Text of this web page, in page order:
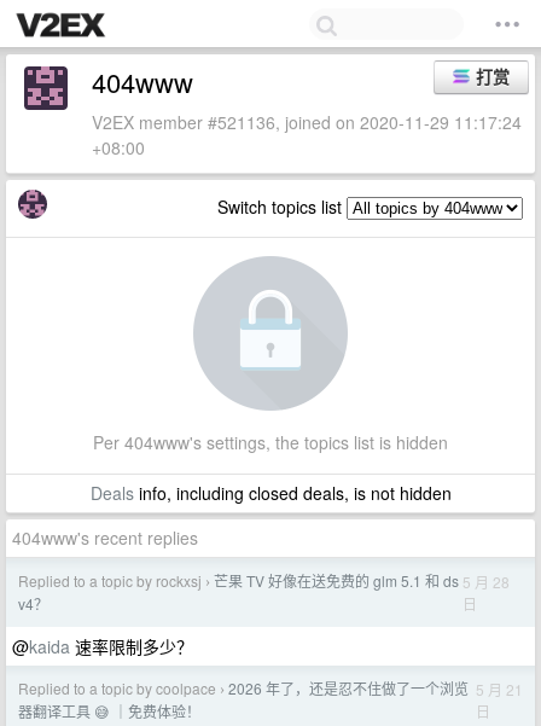
打赏
404www
V2EX member #521136, joined on 2020-11-29 11:17:24
+08:00
Switch topics list
Per 404www's settings, the topics list is hidden
Dealsinfo, including closed deals, is not hidden
404www's recent replies
Replied to a topic by rockxsj › 芒果 TV 好像在送免费的 glm 5.1 和 ds
v4？
5 月 28
日
@kaida 速率限制多少？
Replied to a topic by coolpace › 2026 年了，还是忍不住做了一个浏览
器翻译工具 😅 ｜免费体验！
5 月 21
日